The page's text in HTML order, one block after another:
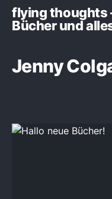
flying thoughts
Bücher und
Jenny